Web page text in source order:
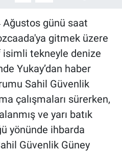
Ağustos günü saat
gitmek üzere
tekneyle denize
Yukay’dan haber
Sahil Güvenlik
çalışmaları sürerken,
ve yarı batık
yönünde ihbarda
Güvenlik Güney